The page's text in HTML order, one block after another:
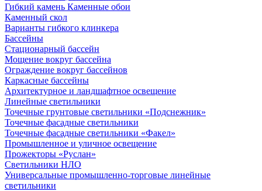
Гибкий камень Каменные обои
Каменный скол
Варианты гибкого клинкера
Бассейны
Стационарный бассейн
Мощение вокруг бассейна
Ограждение вокруг бассейнов
Каркасные бассейны
Архитектурное и ландшафтное освещение
Линейные светильники
Точечные грунтовые светильники «Подснежник»
Точечные фасадные светильники
Точечные фасадные светильники «Факел»
Промышленное и уличное освещение
Прожекторы «Руслан»
Светильники НЛО
Универсальные промышленно-торговые линейные
светильники